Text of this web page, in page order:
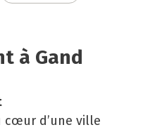
à Gand
cœur d’une ville